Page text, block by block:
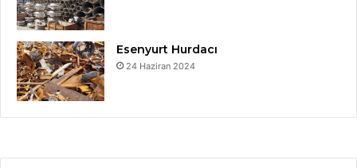
Esenyurt Hurdacı
24 Haziran 2024